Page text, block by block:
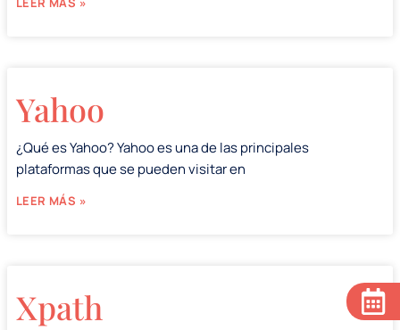
Yahoo
¿Qué es Yahoo? Yahoo es una de las principales
plataformas que se pueden visitar en
LEER MÁS »
Xpath